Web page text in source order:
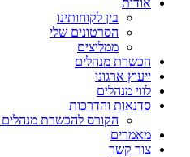
בין לקוחותינו
הסרטונים שלי
ממליצים
הכשרת מנהלים
ייעוץ ארגוני
לווי מנהלים
סדנאות והדרכות
הקורס להכשרת מנהלים
מאמרים
צור קשר